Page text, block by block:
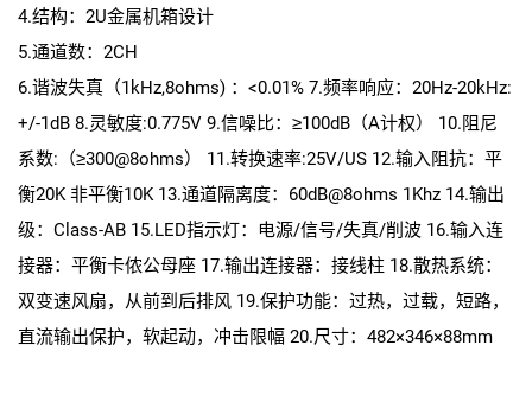
4.结构：2U金属机箱设计
5.通道数：2CH
6.谐波失真（1kHz,8ohms) ：<0.01% 7.频率响应：20Hz-20kHz:
+/-1dB 8.灵敏度:0.775V 9.信噪比：≥100dB（A计权） 10.阻尼
系数:（≥300@8ohms） 11.转换速率:25V/US 12.输入阻抗：平
衡20K 非平衡10K 13.通道隔离度：60dB@8ohms 1Khz 14.输出
级：Class-AB 15.LED指示灯：电源/信号/失真/削波 16.输入连
接器：平衡卡侬公母座 17.输出连接器：接线柱 18.散热系统：
双变速风扇，从前到后排风 19.保护功能：过热，过载，短路，
直流输出保护，软起动，冲击限幅 20.尺寸：482×346×88mm